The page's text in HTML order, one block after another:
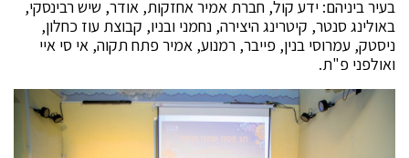
בעיר ביניהם: ידע קול, חברת אמיר אחזקות, אודר, שיש רבינסקי,
באולינג סנטר, קיטרינג היצירה, נחמני ובניו, קבוצת עוז כחלון,
ניסטק, עמרוסי בנין, פייבר, רמנוע, אמיר פתח תקוה, אי סי איי
ואולפני פ"ת.